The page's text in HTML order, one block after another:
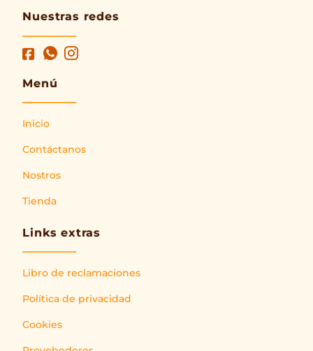
Nuestras redes
Menú
Inicio
Contáctanos
Nostros
Tienda
Links extras
Libro de reclamaciones
Política de privacidad
Cookies